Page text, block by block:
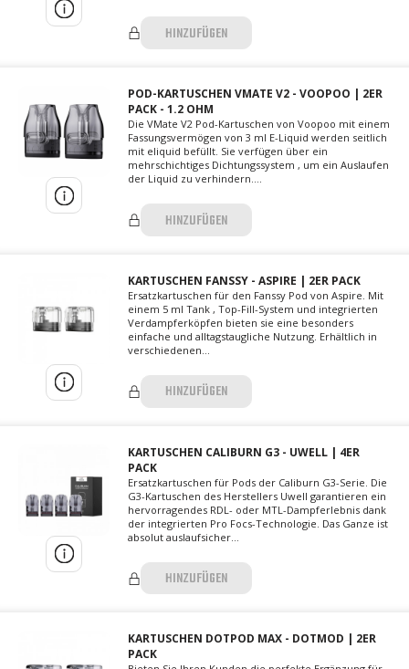
HINZUFÜGEN
POD-KARTUSCHEN VMATE V2 - VOOPOO | 2ER
PACK - 1.2 OHM
Die VMate V2 Pod-Kartuschen von Voopoo mit einem
Fassungsvermögen von 3 ml E-Liquid werden seitlich
mit eliquid befüllt. Sie verfügen über ein
mehrschichtiges Dichtungssystem , um ein Auslaufen
der Liquid zu verhindern....
HINZUFÜGEN
KARTUSCHEN FANSSY - ASPIRE | 2ER PACK
Ersatzkartuschen für den Fanssy Pod von Aspire. Mit
einem 5 ml Tank , Top-Fill-System und integrierten
Verdampferköpfen bieten sie eine besonders
einfache und alltagstaugliche Nutzung. Erhältlich in
verschiedenen...
HINZUFÜGEN
KARTUSCHEN CALIBURN G3 - UWELL | 4ER
PACK
Ersatzkartuschen für Pods der Caliburn G3-Serie. Die
G3-Kartuschen des Herstellers Uwell garantieren ein
hervorragendes RDL- oder MTL-Dampferlebnis dank
der integrierten Pro Focs-Technologie. Das Ganze ist
absolut auslaufsicher...
HINZUFÜGEN
KARTUSCHEN DOTPOD MAX - DOTMOD | 2ER
PACK